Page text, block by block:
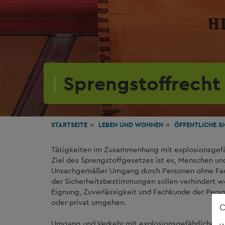
Sprengstoffrecht
STARTSEITE LEBEN UND WOHNEN ÖFFENTLICHE
Tätigkeiten im Zusammenhang mit
Ziel des Sprengstoffgesetzes ist es, Menschen
Unsachgemäßer Umgang durch Personen ohne
der Sicherheitsbestimmungen sollen verhindert
Eignung, Zuverlässigkeit und Fachkunde der
oder privat umgehen.